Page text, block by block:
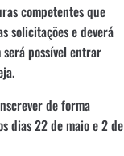
competentes que
solicitações e deverá
possível entrar
de forma
dias 22 de maio e 2 de